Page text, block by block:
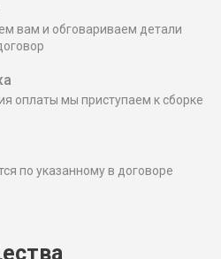
вам и обговариваем детали
оплаты мы приступаем к сборке
по указанному в договоре